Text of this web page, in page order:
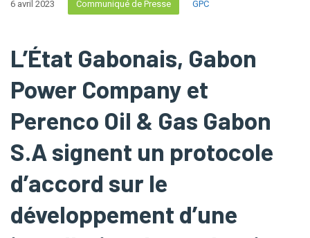
6 avril 2023 Communiqué de Presse GPC
L’État Gabonais, Gabon
Power Company et
Perenco Oil & Gas Gabon
S.A signent un protocole
d’accord sur le
développement d’une